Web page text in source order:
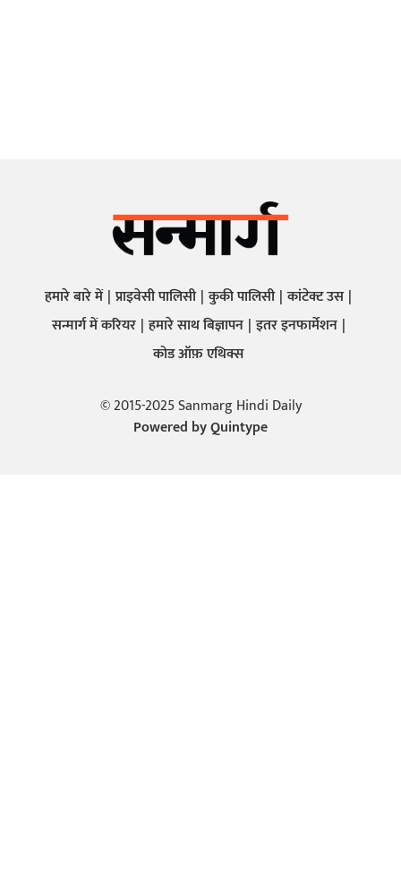
हमारे बारे में प्राइवेसी पालिसी कुकी पालिसी कांटेक्ट उस
सन्मार्ग में करियर हमारे साथ बिज्ञापन इतर इनफार्मेशन
कोड ऑफ़ एथिक्स
© 2015-2025 Sanmarg Hindi Daily
Powered byQuintype